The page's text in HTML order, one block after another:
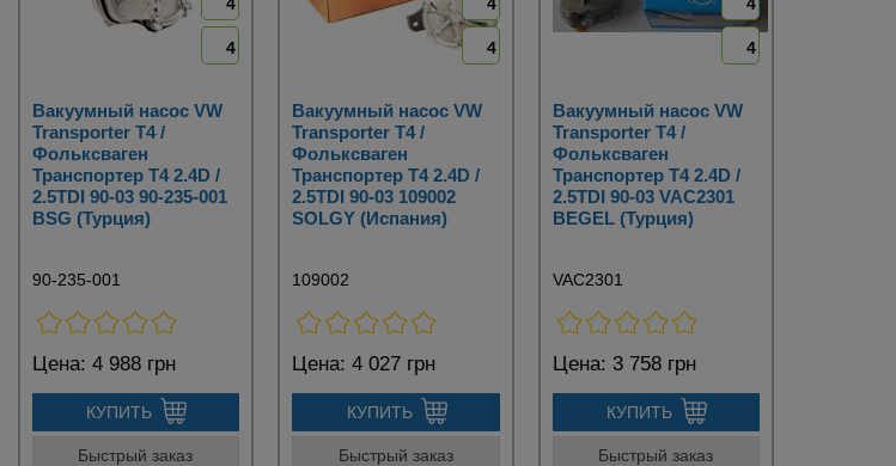
4
Вакуумный насос VW
Transporter T4 /
Фольксваген
Транспортер Т4 2.4D /
2.5TDI 90-03 90-235-001
BSG (Турция)
90-235-001
Цена: 4 988 грн
КУПИТЬ
Быстрый заказ
4
Вакуумный насос VW
Transporter T4 /
Фольксваген
Транспортер Т4 2.4D /
2.5TDI 90-03 109002
SOLGY (Испания)
109002
Цена: 4 027 грн
КУПИТЬ
Быстрый заказ
4
Вакуумный насос VW
Transporter T4 /
Фольксваген
Транспортер Т4 2.4D /
2.5TDI 90-03 VAC2301
BEGEL (Турция)
VAC2301
Цена: 3 758 грн
КУПИТЬ
Быстрый заказ